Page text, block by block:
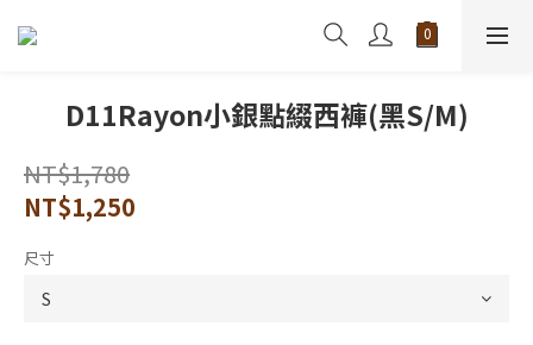
D11Rayon小銀點綴西褲(黑S/M)
NT$1,780
NT$1,250
尺寸